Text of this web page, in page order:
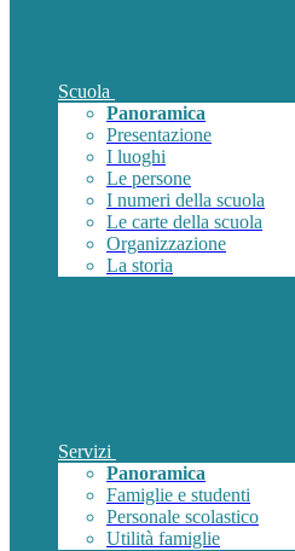
Scuola
Panoramica
Presentazione
I luoghi
Le persone
I numeri della scuola
Le carte della scuola
Organizzazione
La storia
Servizi
Panoramica
Famiglie e studenti
Personale scolastico
Utilità famiglie